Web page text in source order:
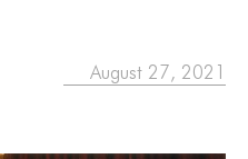
August 27, 2021